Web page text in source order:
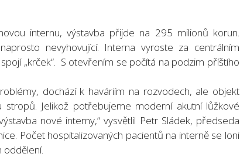
internu, výstavba přijde na 295 milionů korun.
nevyhovující. Interna vyroste za centrálním
„krček“. S otevřením se počítá na podzim příštího
dochází k haváriím na rozvodech, ale objekt
Jelikož potřebujeme moderní akutní lůžkové
nové interny,“ vysvětlil Petr Sládek, předseda
Počet hospitalizovaných pacientů na interně se loni
oddělení.